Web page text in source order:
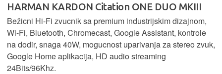
HARMAN KARDON Citation ONE DUO MKIII
Bežicni Hi-Fi zvucnik sa premium industrijskim dizajnom,
Wi-Fi, Bluetooth, Chromecast, Google Assistant, kontrole
na dodir, snaga 40W, mogucnost uparivanja za stereo zvuk,
Google Home aplikacija, HD audio streaming
24Bits/96Khz.